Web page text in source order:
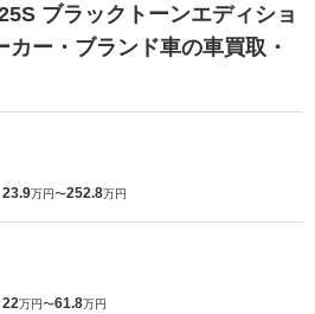
ブラックトーンエディショ
カー・ブランド車の車買取・
23.9万円〜252.8万円
22万円〜61.8万円